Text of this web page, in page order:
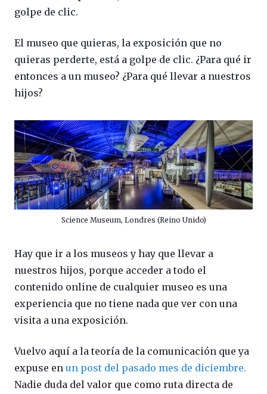
golpe de clic.
El museo que quieras, la exposición que no
quieras perderte, está a golpe de clic. ¿Para qué ir
entonces a un museo? ¿Para qué llevar a nuestros
hijos?
Science Museum, Londres (Reino Unido)
Hay que ir a los museos y hay que llevar a
nuestros hijos, porque acceder a todo el
contenido online de cualquier museo es una
experiencia que no tiene nada que ver con una
visita a una exposición.
Vuelvo aquí a la teoría de la comunicación que ya
expuse en un post del pasado mes de diciembre.
Nadie duda del valor que como ruta directa de